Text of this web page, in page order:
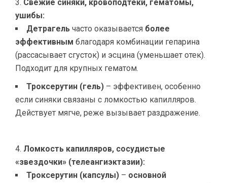
Свежие синяки, кровоподтеки, гематомы,
ушибы:
Детрагель часто оказывается более
эффективным благодаря комбинации гепарина
(рассасывает сгусток) и эсцина (уменьшает отек).
Подходит для крупных гематом.
Троксерутин (гель) – эффективен, особенно
если синяки связаны с ломкостью капилляров.
Действует мягче, реже вызывает раздражение.
Ломкость капилляров, сосудистые
«звездочки» (телеангиэктазии):
Троксерутин (капсулы) – основной